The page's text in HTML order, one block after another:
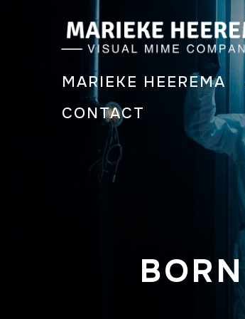
MARIEKE HEEREMA
CONTACT